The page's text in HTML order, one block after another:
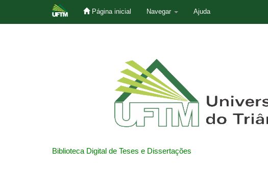
Página inicial Navegar Ajuda
Biblioteca Digital de Teses e Dissertações